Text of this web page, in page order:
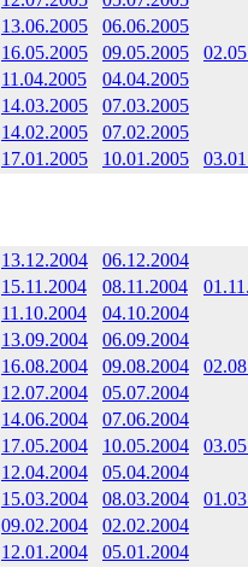
13.06.2005
06.06.2005
16.05.2005 09.05.2005
11.04.2005
04.04.2005
14.03.2005
07.03.2005
14.02.2005
07.02.2005
17.01.2005 10.01.2005
13.12.2004
06.12.2004
15.11.2004 08.11.2004
11.10.2004
04.10.2004
13.09.2004
06.09.2004
16.08.2004 09.08.2004
12.07.2004
05.07.2004
14.06.2004
07.06.2004
17.05.2004 10.05.2004
12.04.2004
05.04.2004
15.03.2004 08.03.2004
09.02.2004
02.02.2004
12.01.2004 05.01.2004